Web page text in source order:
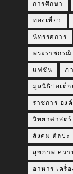
การศึกษา
ท่องเที่ยว
นิทรรศการ
พระราชกรณี
แฟชั่น ภ
มูลนิธิป่อเต็ก
ราชการ อง
วิทยาศาสตร์
สังคม ศิลปะ
สุขภาพ ควา
อาหาร เครื่อ